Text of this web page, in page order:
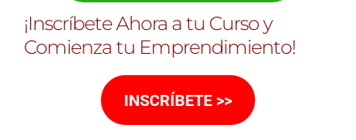
¡Inscríbete Ahora a tu Curso y
Comienza tu Emprendimiento!
INSCRÍBETE >>